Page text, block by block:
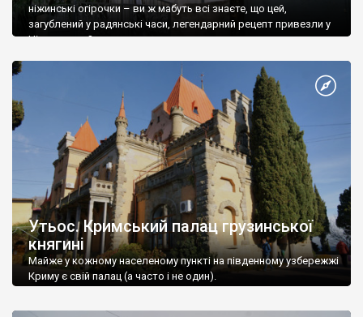
ніжинські огірочки – ви ж мабуть всі знаєте, що цей,
загублений у радянські часи, легендарний рецепт привезли у
Ніжин греки?
Утьос. Кримський палац грузинської
княгині
Майже у кожному населеному пункті на південному узбережжі
Криму є свій палац (а часто і не один).